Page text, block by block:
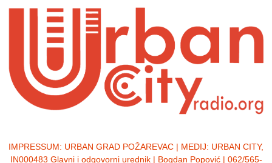
IMPRESSUM: URBAN GRAD POŽAREVAC | MEDIJ: URBAN CITY,
IN000483 Glavni i odgovorni urednik | Bogdan Popović | 062/565-